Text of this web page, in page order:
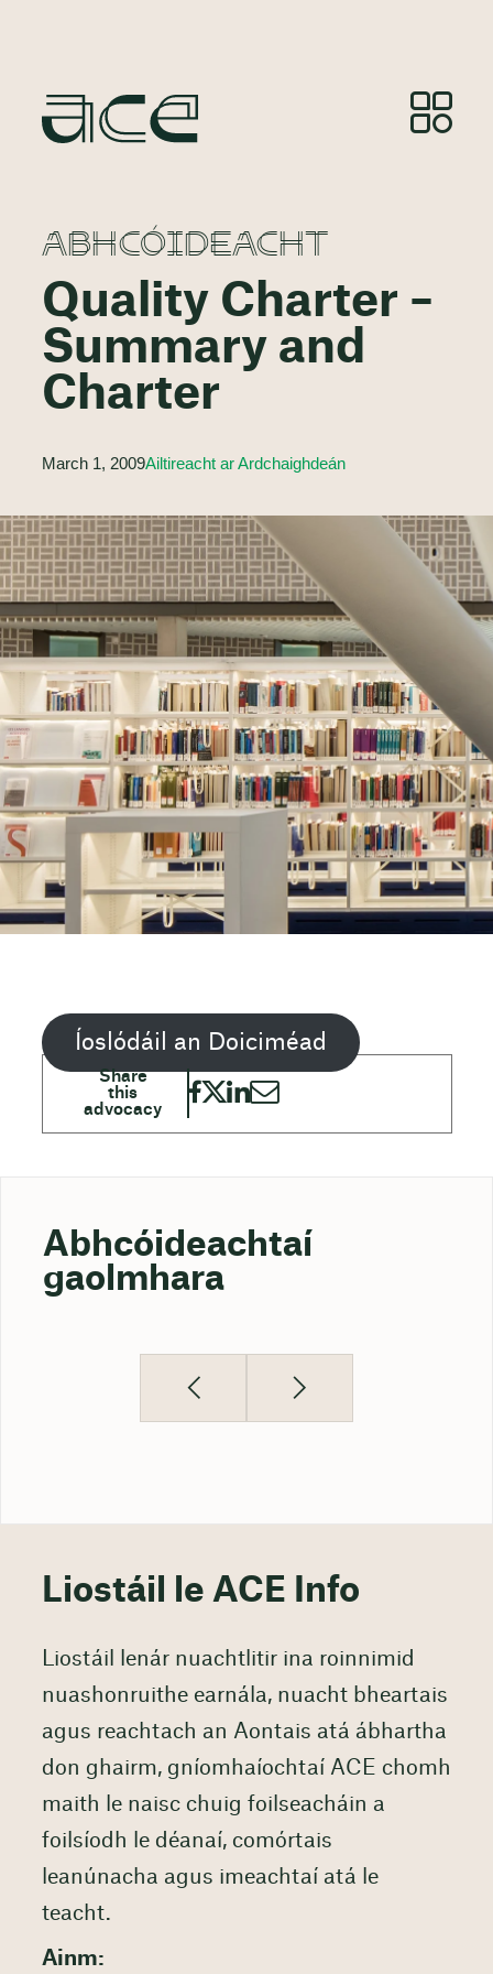
ABHCÓIDEACHT
Quality Charter –
Summary and
Charter
March 1, 2009Ailtireacht ar Ardchaighdeán
Íoslódáil an Doiciméad
Abhcóideachtaí
gaolmhara
Liostáil le ACE Info
Liostáil lenár nuachtlitir ina roinnimid
nuashonruithe earnála, nuacht bheartais
agus reachtach an Aontais atá ábhartha
don ghairm, gníomhaíochtaí ACE chomh
maith le naisc chuig foilseacháin a
foilsíodh le déanaí, comórtais
leanúnacha agus imeachtaí atá le
teacht.